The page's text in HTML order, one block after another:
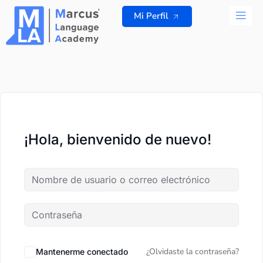
contenido
Mi Perfil
¡Hola, bienvenido de nuevo!
Mantenerme conectado ¿Olvidaste la contraseña?